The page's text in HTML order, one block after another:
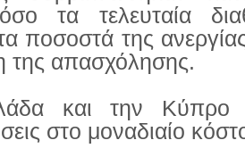
τα τελευταία
ποσοστά της
της απασχόλησης.
και την Κύπρο
στο μοναδιαίο